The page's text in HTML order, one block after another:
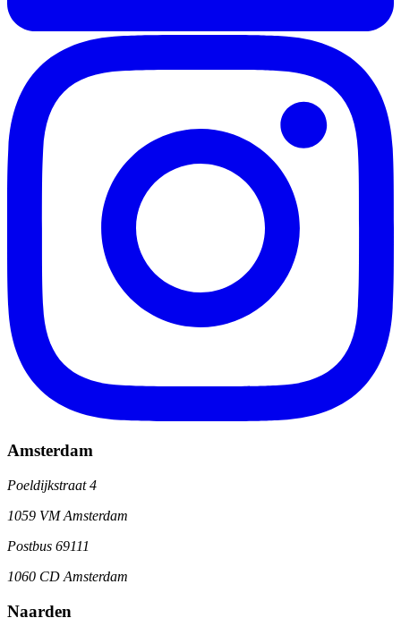
Amsterdam
Poeldijkstraat 4
1059 VM Amsterdam
Postbus 69111
1060 CD Amsterdam
Naarden